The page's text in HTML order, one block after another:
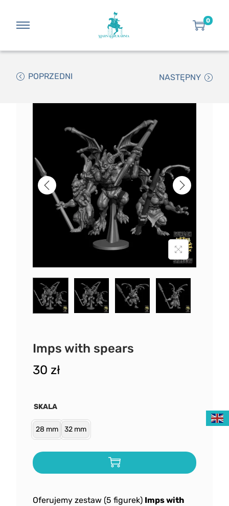
0
POPRZEDNI NASTĘPNY
Imps with spears
30 zł
Oferujemy zestaw (5 figurek) Imps with
SKALA
28 mm 32 mm